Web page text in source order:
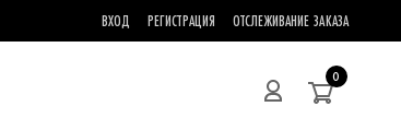
ВХОД РЕГИСТРАЦИЯ ОТСЛЕЖИВАНИЕ ЗАКАЗА
0